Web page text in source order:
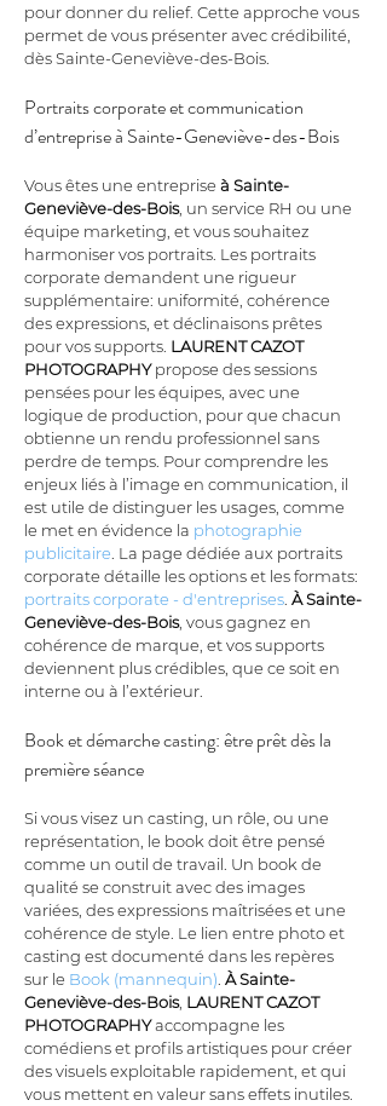
pour donner du relief. Cette approche vous
permet de vous présenter avec crédibilité,
dès Sainte-Geneviève-des-Bois.
Portraits corporate et communication
d’entreprise à Sainte-Geneviève-des-Bois
Vous êtes une entreprise à Sainte-
Geneviève-des-Bois, un service RH ou une
équipe marketing, et vous souhaitez
harmoniser vos portraits. Les portraits
corporate demandent une rigueur
supplémentaire: uniformité, cohérence
des expressions, et déclinaisons prêtes
pour vos supports. LAURENT CAZOT
PHOTOGRAPHY propose des sessions
pensées pour les équipes, avec une
logique de production, pour que chacun
obtienne un rendu professionnel sans
perdre de temps. Pour comprendre les
enjeux liés à l’image en communication, il
est utile de distinguer les usages, comme
le met en évidence la photographie
publicitaire . La page dédiée aux portraits
corporate détaille les options et les formats:
portraits corporate - d'entreprises À Sainte-
Geneviève-des-Bois, vous gagnez en
cohérence de marque, et vos supports
deviennent plus crédibles, que ce soit en
interne ou à l’extérieur.
Book et démarche casting: être prêt dès la
première séance
Si vous visez un casting, un rôle, ou une
représentation, le book doit être pensé
comme un outil de travail. Un book de
qualité se construit avec des images
variées, des expressions maîtrisées et une
cohérence de style. Le lien entre photo et
casting est documenté dans les repères
sur le Book (mannequin) À Sainte-
Geneviève-des-Bois, LAURENT CAZOT
PHOTOGRAPHY accompagne les
comédiens et profils artistiques pour créer
des visuels exploitable rapidement, et qui
vous mettent en valeur sans effets inutiles.